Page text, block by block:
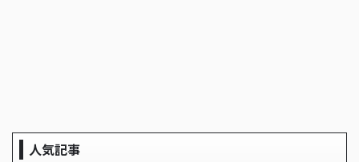
人気記事